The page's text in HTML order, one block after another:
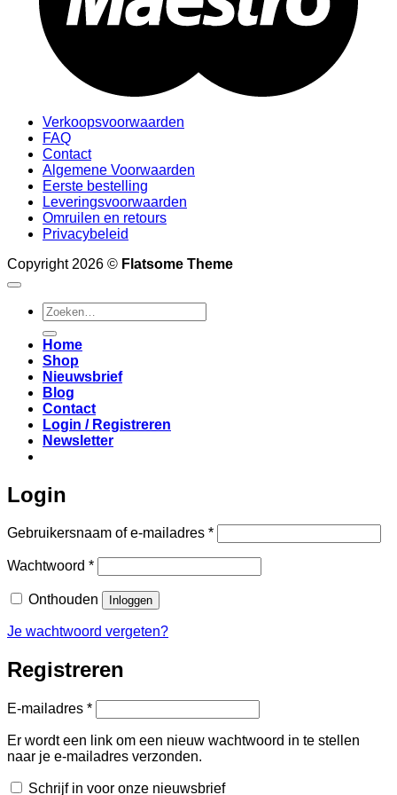
Verkoopsvoorwaarden
FAQ
Contact
Algemene Voorwaarden
Eerste bestelling
Leveringsvoorwaarden
Omruilen en retours
Privacybeleid
Copyright 2026 © Flatsome Theme
Zoeken
naar:
Home
Shop
Nieuwsbrief
Blog
Contact
Login / Registreren
Newsletter
Login
Gebruikersnaam of e-mailadres *Vereist
Wachtwoord *Vereist
Onthouden Inloggen
Je wachtwoord vergeten?
Registreren
E-mailadres *Vereist
Er wordt een link om een nieuw wachtwoord in te stellen
naar je e-mailadres verzonden.
Schrijf in voor onze nieuwsbrief